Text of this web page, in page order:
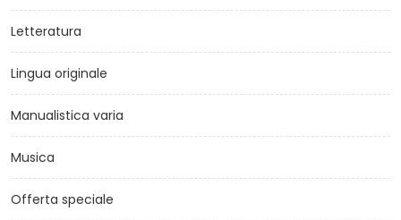
Letteratura
Lingua originale
Manualistica varia
Musica
Offerta speciale